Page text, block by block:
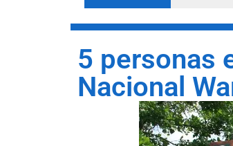
5 personas
Nacional